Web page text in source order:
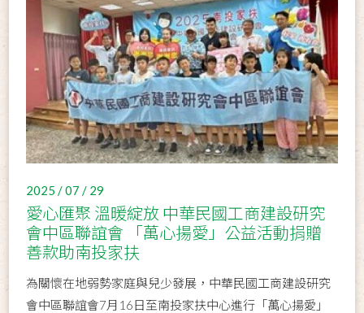
2025 / 07 / 29
愛心匯聚 溫暖綻放 中華民國工商建設研究
會中區聯誼會 「萬心揚愛」公益活動捐贈
善款助南投家扶
為關懷在地弱勢家庭與兒少發展，中華民國工商建設研究
會中區聯誼會7月16日至南投家扶中心進行「萬心揚愛」